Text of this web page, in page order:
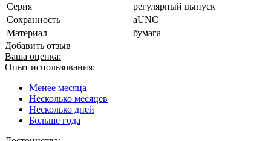
Серия
регулярный выпуск
Сохранность
aUNC
Материал
бумага
Добавить отзыв
Ваша оценка:
Опыт использования:
Менее месяца
Несколько месяцев
Несколько дней
Больше года